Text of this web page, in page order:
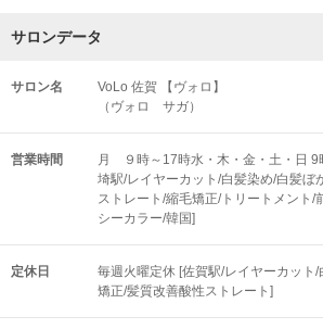
サロンデータ
サロン名
VoLo 佐賀 【ヴォロ】
（ヴォロ サガ）
営業時間
月 ９時～17時水・木・金・土・日 9
埼駅/レイヤーカット/白髪染め/白髪ぼ
ストレート/縮毛矯正/トリートメント/
シーカラー/韓国]
定休日
毎週火曜定休 [佐賀駅/レイヤーカット
矯正/髪質改善酸性ストレート]